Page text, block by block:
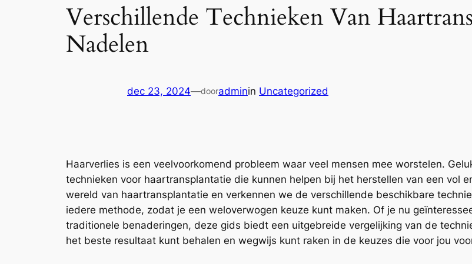
Verschillende Technieken Van
Nadelen
dec 23, 2024—dooradminin Uncategorized
Haarverlies is een veelvoorkomend probleem waar veel mensen mee worstelen.
technieken voor haartransplantatie die kunnen helpen bij het herstellen van een vol
wereld van haartransplantatie en verkennen we de verschillende beschikbare
iedere methode, zodat je een weloverwogen keuze kunt maken. Of je nu
traditionele benaderingen, deze gids biedt een uitgebreide vergelijking van de
het beste resultaat kunt behalen en wegwijs kunt raken in de keuzes die voor jou